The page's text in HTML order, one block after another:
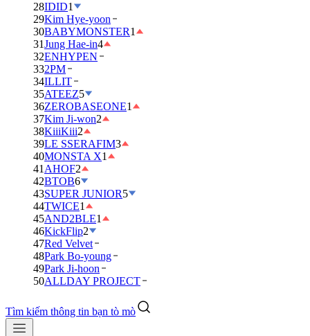
28IDID1
29Kim Hye-yoon
30BABYMONSTER1
31Jung Hae-in4
32ENHYPEN
332PM
34ILLIT
35ATEEZ5
36ZEROBASEONE1
37Kim Ji-won2
38KiiiKiii2
39LE SSERAFIM3
40MONSTA X1
41 AHOF2
42BTOB6
43SUPER JUNIOR5
44TWICE1
45AND2BLE1
46KickFlip2
47Red Velvet
48Park Bo-young
49Park Ji-hoon
50ALLDAY PROJECT
Tìm kiếm thông tin bạn tò mò